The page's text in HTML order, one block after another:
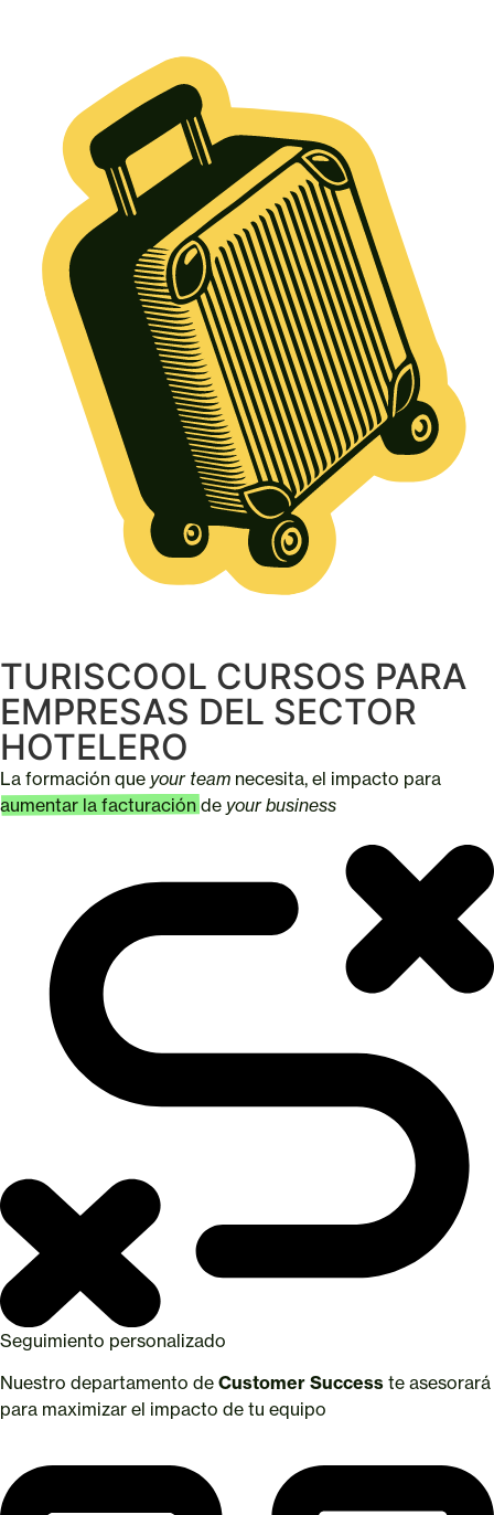
TURISCOOL CURSOS PARA
EMPRESAS DEL SECTOR
HOTELERO
La formación que your team necesita, el impacto para
aumentar la facturación de your business
Seguimiento personalizado
Nuestro departamento de Customer Success te asesorará
para maximizar el impacto de tu equipo